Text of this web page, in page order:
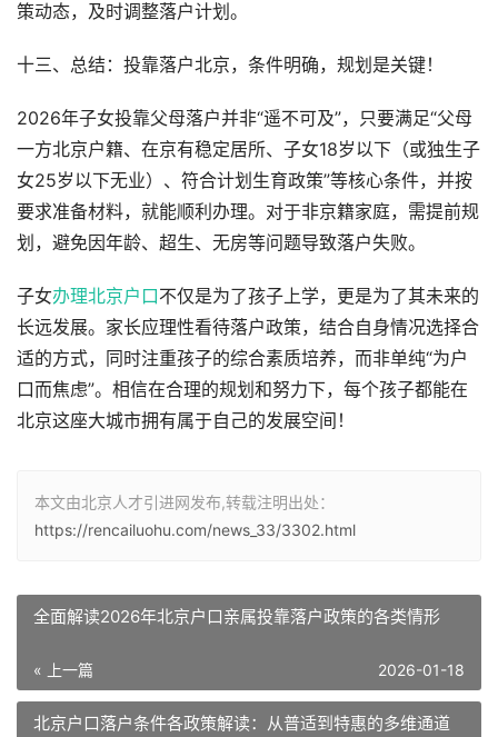
策动态，及时调整落户计划。
十三、总结：投靠落户北京，条件明确，规划是关键！
2026年子女投靠父母落户并非“遥不可及”，只要满足“父母
一方北京户籍、在京有稳定居所、子女18岁以下（或独生子
女25岁以下无业）、符合计划生育政策”等核心条件，并按
要求准备材料，就能顺利办理。对于非京籍家庭，需提前规
划，避免因年龄、超生、无房等问题导致落户失败。
子女办理北京户口不仅是为了孩子上学，更是为了其未来的
长远发展。家长应理性看待落户政策，结合自身情况选择合
适的方式，同时注重孩子的综合素质培养，而非单纯“为户
口而焦虑”。相信在合理的规划和努力下，每个孩子都能在
北京这座大城市拥有属于自己的发展空间！
本文由北京人才引进网发布,转载注明出处：
https://rencailuohu.com/news_33/3302.html
全面解读2026年北京户口亲属投靠落户政策的各类情形
« 上一篇 2026-01-18
北京户口落户条件各政策解读：从普适到特惠的多维通道